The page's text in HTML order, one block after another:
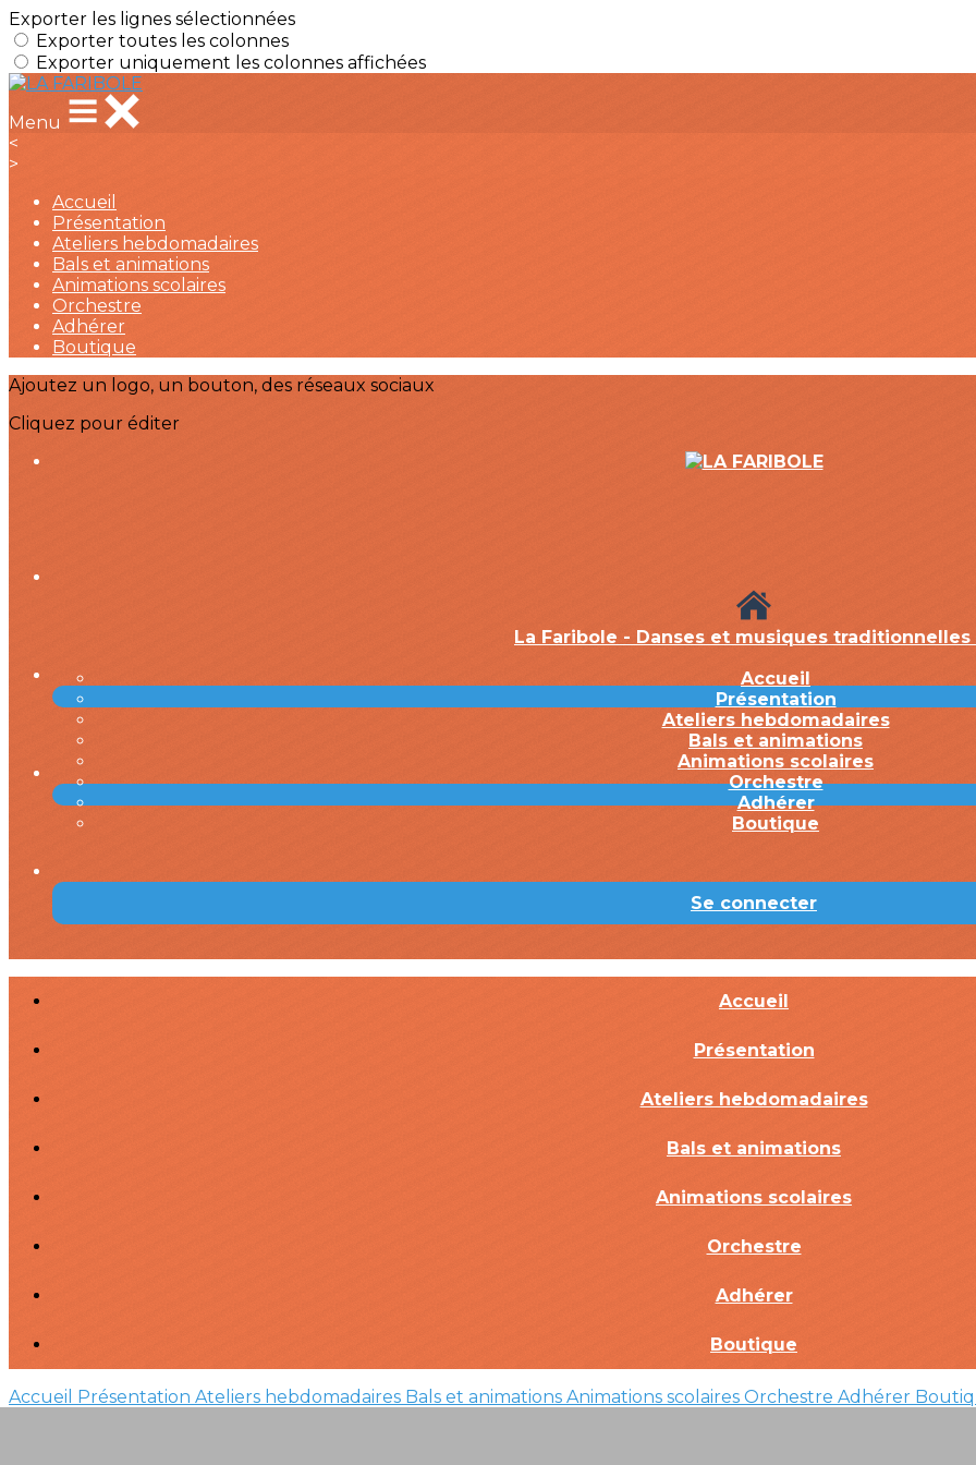
Exporter les lignes sélectionnées
Exporter toutes les colonnes
Exporter uniquement les colonnes affichées
Menu
<
>
Accueil
Présentation
Ateliers hebdomadaires
Bals et animations
Animations scolaires
Orchestre
Adhérer
Boutique
Ajoutez un logo, un bouton, des réseaux sociaux
Cliquez pour éditer
La Faribole - Danses et musiques traditionnelles
Accueil
Présentation
Ateliers hebdomadaires
Bals et animations
Animations scolaires
Orchestre
Adhérer
Boutique
Se connecter
Accueil
Présentation
Ateliers hebdomadaires
Bals et animations
Animations scolaires
Orchestre
Adhérer
Boutique
Accueil Présentation Ateliers hebdomadaires Bals et animations Animations scolaires Orchestre Adhérer